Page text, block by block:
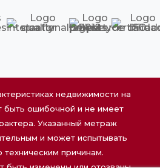
недвижимости на
быть ошибочной и не имеет
Указанный метраж
и может испытывать
техническим причинам.